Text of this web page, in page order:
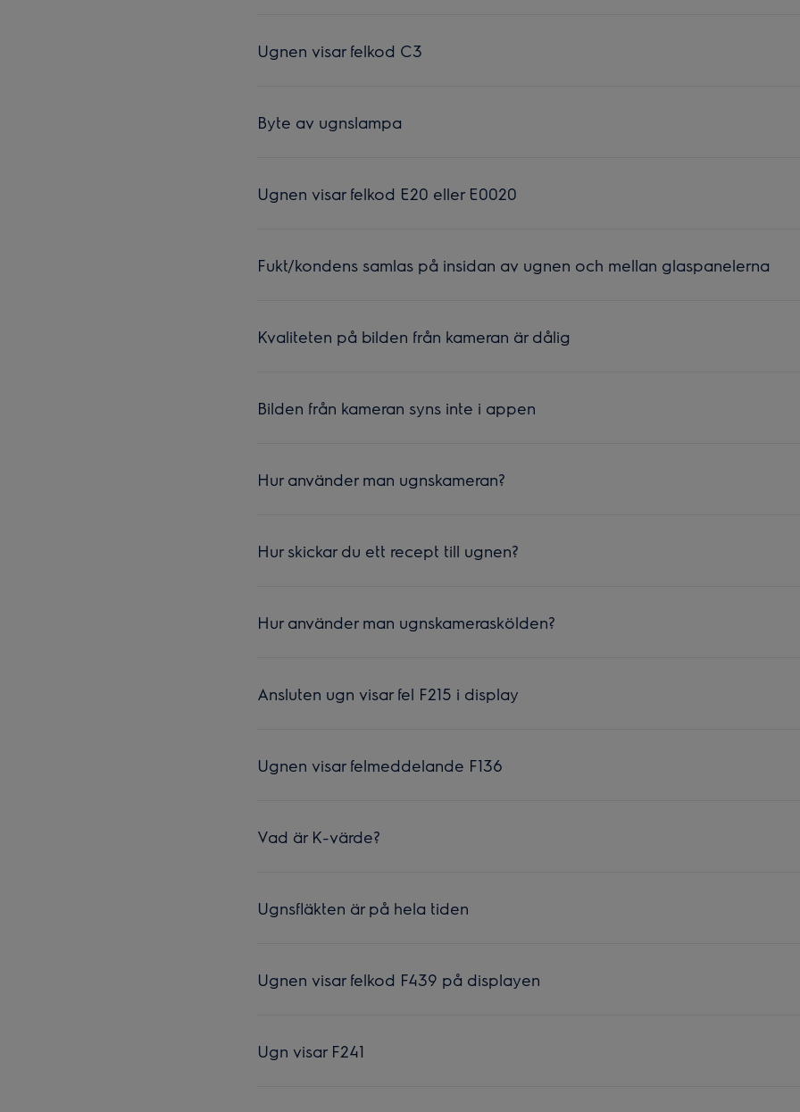
Ugnen visar felkod C3
Byte av ugnslampa
Ugnen visar felkod E20 eller E0020
Fukt/kondens samlas på insidan av ugnen och mellan glaspanelerna
Kvaliteten på bilden från kameran är dålig
Bilden från kameran syns inte i appen
Hur använder man ugnskameran?
Hur skickar du ett recept till ugnen?
Hur använder man ugnskameraskölden?
Ansluten ugn visar fel F215 i display
Ugnen visar felmeddelande F136
Vad är K-värde?
Ugnsfläkten är på hela tiden
Ugnen visar felkod F439 på displayen
Ugn visar F241